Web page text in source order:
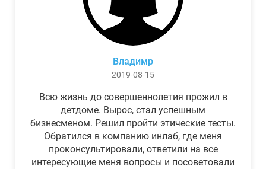
Владимр
2019-08-15
Всю жизнь до совершеннолетия прожил в
детдоме. Вырос, стал успешным
бизнесменом. Решил пройти этические тесты.
Обратился в компанию инлаб, где меня
проконсультировали, ответили на все
интересующие меня вопросы и посоветовали